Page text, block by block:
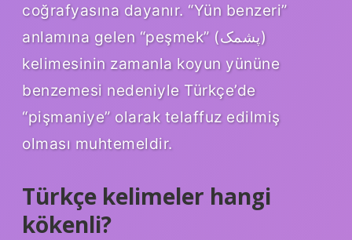
coğrafyasına dayanır. “Yün benzeri”
anlamına gelen “peşmek” (پشمک)
kelimesinin zamanla koyun yününe
benzemesi nedeniyle Türkçe’de
“pişmaniye” olarak telaffuz edilmiş
olması muhtemeldir.
Türkçe kelimeler hangi
kökenli?